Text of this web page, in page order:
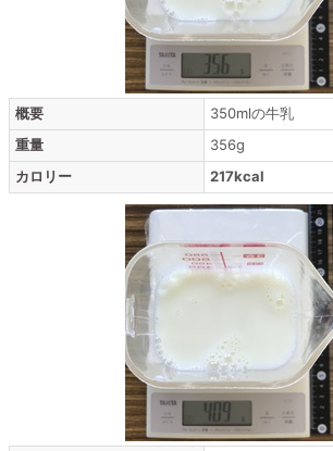
概要
350mlの牛乳
重量
356g
カロリー
217kcal